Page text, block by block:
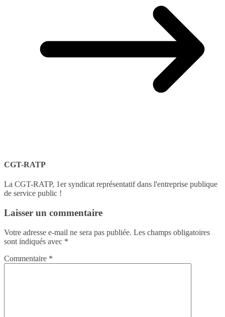
CGT-RATP
La CGT-RATP, 1er syndicat représentatif dans l'entreprise publique
de service public !
Laisser un commentaire
Votre adresse e-mail ne sera pas publiée. Les champs obligatoires
sont indiqués avec *
Commentaire *